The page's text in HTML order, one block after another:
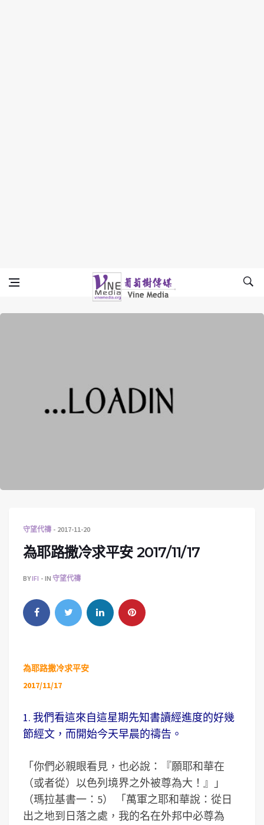
Vine Media
葡萄樹傳媒
守望代禱 2017-11-20
為耶路撒冷求平安 2017/11/17
BYIFI IN 守望代禱
為耶路撒冷求平安
2017/11/17
1. 我們看這來自這星期先知書讀經進度的好幾
節經文，而開始今天早晨的禱告。
「你們必親眼看見，也必說：『願耶和華在
（或者從）以色列境界之外被尊為大！』」
（瑪拉基書一：5） 「萬軍之耶和華說：從日
出之地到日落之處，我的名在外邦中必尊為